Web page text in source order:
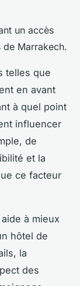
un accès
Marrakech.
telles que
en avant
à quel point
influencer
de
et la
ce facteur
à mieux
hôtel de
la
des